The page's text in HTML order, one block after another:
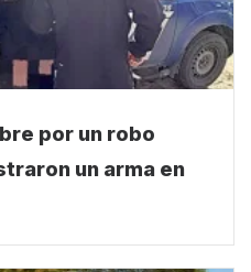
por un robo
un arma en